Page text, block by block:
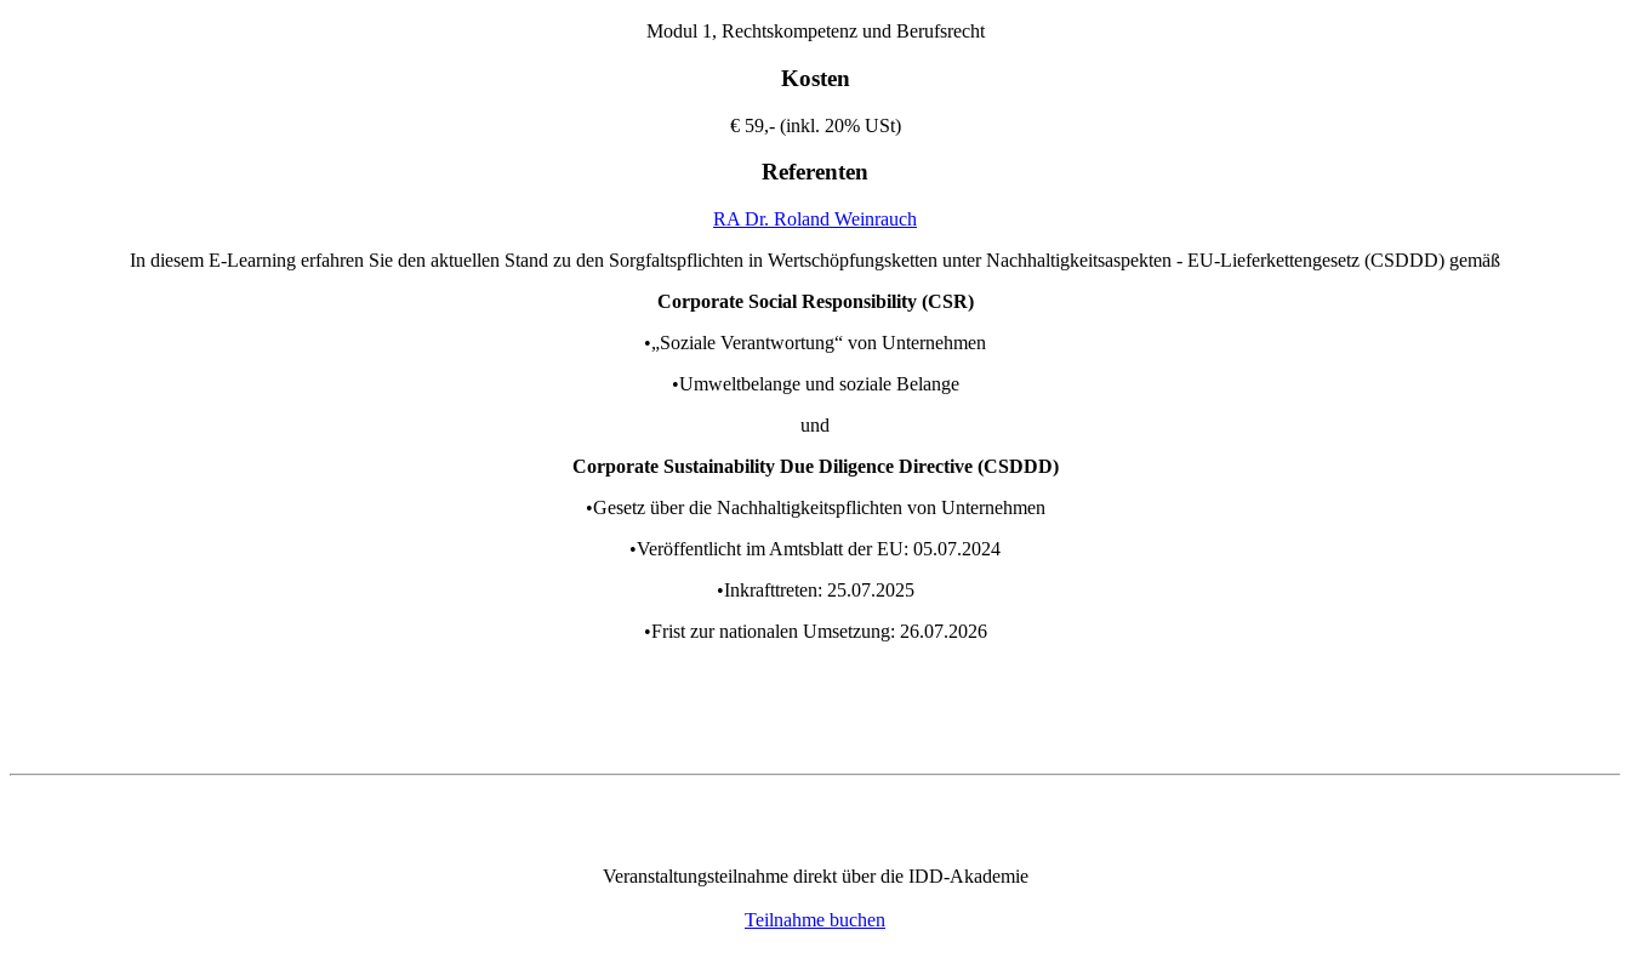
Modul 1, Rechtskompetenz und Berufsrecht
Kosten
€ 59,- (inkl. 20% USt)
Referenten
RA Dr. Roland Weinrauch
In diesem E-Learning erfahren Sie den aktuellen Stand zu den Sorgfaltspflichten in Wertschöpfungsketten unter Nachhaltigkeitsaspekten - EU-Lieferkettengesetz (CSDDD) gemäß
Corporate Social Responsibility (CSR)
•„Soziale Verantwortung“ von Unternehmen
•Umweltbelange und soziale Belange
und
Corporate Sustainability Due Diligence Directive (CSDDD)
•Gesetz über die Nachhaltigkeitspflichten von Unternehmen
•Veröffentlicht im Amtsblatt der EU: 05.07.2024
•Inkrafttreten: 25.07.2025
•Frist zur nationalen Umsetzung: 26.07.2026
Veranstaltungsteilnahme direkt über die IDD-Akademie
Teilnahme buchen